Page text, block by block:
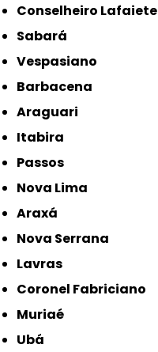
Conselheiro Lafaiete
Sabará
Vespasiano
Barbacena
Araguari
Itabira
Passos
Nova Lima
Araxá
Nova Serrana
Lavras
Coronel Fabriciano
Muriaé
Ubá